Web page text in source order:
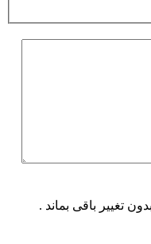
تغییر باقی بماند .